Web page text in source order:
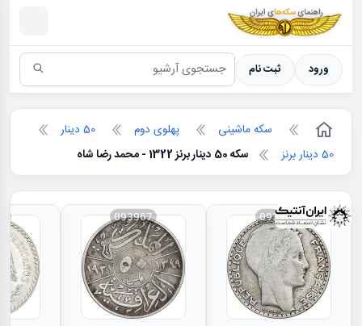
سکه ها ؛ راهنمای سکه شناسی
ورود ثبت نام
سکه ماشینی پهلوی دوم
50 دینار
50 دینار برنز
سکه 50 دینار برنز 1322 - محمد رضا شاه
093968
093967